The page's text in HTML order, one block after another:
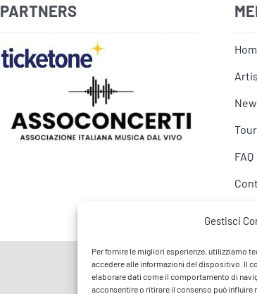
Gestisci
Per fornire le migliori esperienze, utilizziamo
accedere alle informazioni del dispositivo. Il
elaborare dati come il comportamento di
acconsentire o ritirare il consenso può influire
PARTNERS
Tour
FAQ